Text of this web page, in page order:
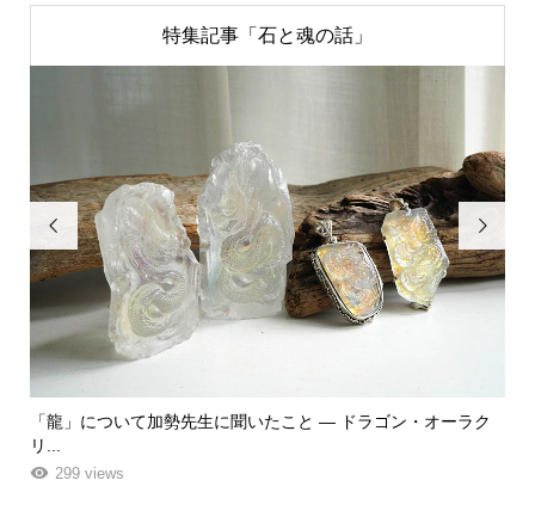
特集記事「石と魂の話」

「龍」について加勢先生に聞いたこと ― ドラゴン・オーラク
リ...
299 views
